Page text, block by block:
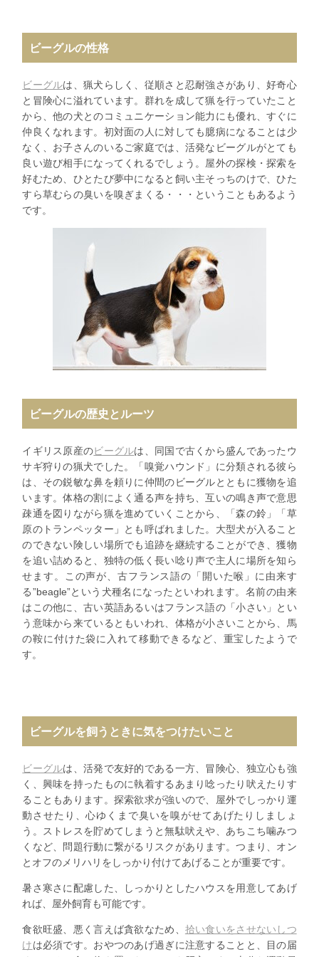
ビーグルの性格
ビーグルは、猟犬らしく、従順さと忍耐強さがあり、好奇心
と冒険心に溢れています。群れを成して猟を行っていたこと
から、他の犬とのコミュニケーション能力にも優れ、すぐに
仲良くなれます。初対面の人に対しても臆病になることは少
なく、お子さんのいるご家庭では、活発なビーグルがとても
良い遊び相手になってくれるでしょう。屋外の探検・探索を
好むため、ひとたび夢中になると飼い主そっちのけで、ひた
すら草むらの臭いを嗅ぎまくる・・・ということもあるよう
です。
ビーグルの歴史とルーツ
イギリス原産のビーグルは、同国で古くから盛んであったウ
サギ狩りの猟犬でした。「嗅覚ハウンド」に分類される彼ら
は、その鋭敏な鼻を頼りに仲間のビーグルとともに獲物を追
います。体格の割によく通る声を持ち、互いの鳴き声で意思
疎通を図りながら猟を進めていくことから、「森の鈴」「草
原のトランペッター」とも呼ばれました。大型犬が入ること
のできない険しい場所でも追跡を継続することができ、獲物
を追い詰めると、独特の低く長い唸り声で主人に場所を知ら
せます。この声が、古フランス語の「開いた喉」に由来す
る”beagle”という犬種名になったといわれます。名前の由来
はこの他に、古い英語あるいはフランス語の「小さい」とい
う意味から来ているともいわれ、体格が小さいことから、馬
の鞍に付けた袋に入れて移動できるなど、重宝したようで
す。
ビーグルを飼うときに気をつけたいこと
ビーグルは、活発で友好的である一方、冒険心、独立心も強
く、興味を持ったものに執着するあまり唸ったり吠えたりす
ることもあります。探索欲求が強いので、屋外でしっかり運
動させたり、心ゆくまで臭いを嗅がせてあげたりしましょ
う。ストレスを貯めてしまうと無駄吠えや、あちこち噛みつ
くなど、問題行動に繋がるリスクがあります。つまり、オン
とオフのメリハリをしっかり付けてあげることが重要です。
暑さ寒さに配慮した、しっかりとしたハウスを用意してあげ
れば、屋外飼育も可能です。
食欲旺盛、悪く言えば貪欲なため、 拾い食いをさせないしつ
けは必須です。おやつのあげ過ぎに注意することと、目の届